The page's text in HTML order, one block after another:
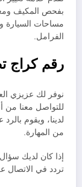
بفحص المكيف
مساحات السيارة
الفرامل.
رقم كراج
نوفر لك عزيزي
للتواصل معنا من
لدينا، ويقوم
من المهارة.
إذا كان لديك
تردد في الاتصال